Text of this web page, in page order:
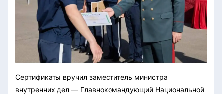
Сертификаты вручил заместитель министра
внутренних дел — Главнокомандующий Национальной